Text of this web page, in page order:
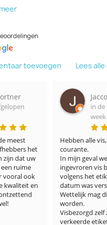
toevoegen Lees
Jacco Minnaar
in de afgelopen
week
Hebben alle vis, ook
courante.
In mijn geval werd dure
ingevroren vis bezorgd
volgens het etiket de THT
datum was verstreken.
Wettelijk mag dit verkocht
Visbezorgd zelf zegt dat
verkeerde etiket er op